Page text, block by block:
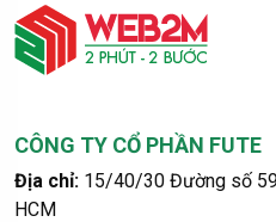
CÔNG TY CỔ PHẦN FUTE
Địa chỉ: 15/40/30 Đường số
HCM